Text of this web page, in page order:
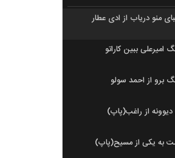
منو دریاب از ادی عطار
امیرعلی ببین کاراتو
برو از احمد سولو
از راغب(پاپ)
به یکی از مسیح(پاپ)